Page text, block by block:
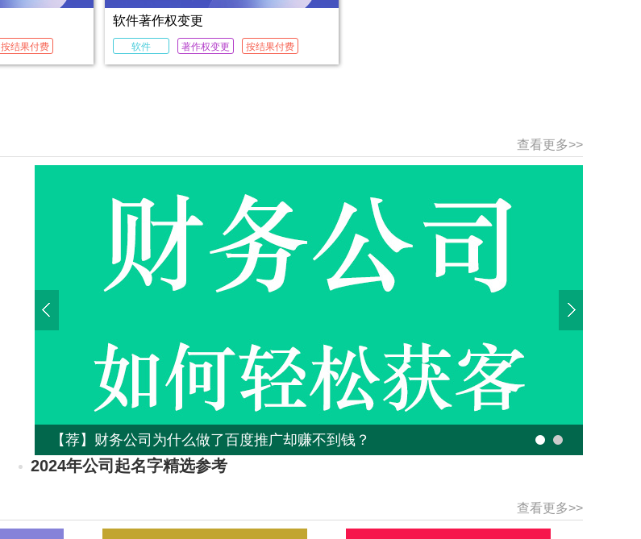
按结果付费
软件著作权变更
软件 著作权变更 按结果付费
查看更多>>
【荐】财务公司为什么做了百度推广却赚不到钱？
2024年公司起名字精选参考
查看更多>>